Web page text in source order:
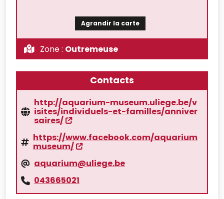
Agrandir la carte
Zone : Outremeuse
Contacts
http://aquarium-museum.uliege.be/v
isites/individuels-et-familles/anniver
saires/
https://www.facebook.com/aquarium
museum/
aquarium@uliege.be
043665021